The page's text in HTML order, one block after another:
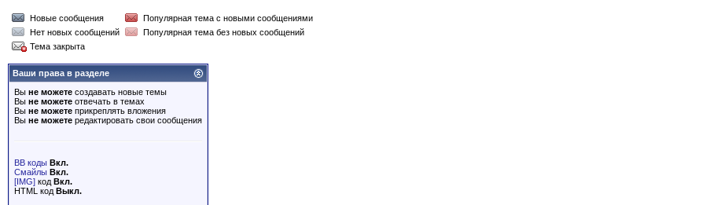
Новые сообщения
Популярная тема с новыми сообщениями
Нет новых сообщений
Популярная тема без новых сообщений
Тема закрыта
Ваши права в разделе
Вы не можете создавать новые темы
Вы не можете отвечать в темах
Вы не можете прикреплять вложения
Вы не можете редактировать свои сообщения
BB коды Вкл.
Смайлы Вкл.
[IMG] код Вкл.
HTML код Выкл.